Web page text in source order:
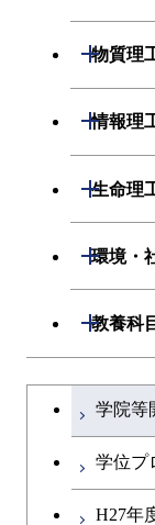
物質理
開閉
情報理
開閉
生命理
開閉
環境・
開閉
教養科
開閉
大学院課程を切り
学院等
学位プ
H27年